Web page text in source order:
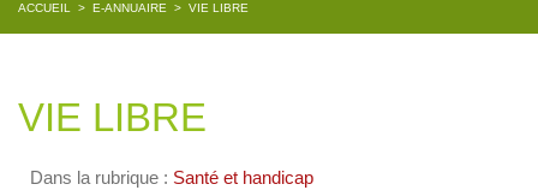
ACCUEIL > E-ANNUAIRE > VIE LIBRE
VIE LIBRE
Dans la rubrique : Santé et handicap